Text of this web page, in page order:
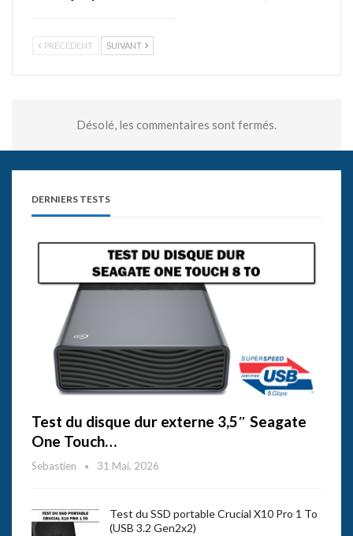
PRÉCÉDENT SUIVANT
Désolé, les commentaires sont fermés.
DERNIERS TESTS
Test du disque dur externe 3,5″ Seagate
One Touch…
Sebastien 31 Mai, 2026
Test du SSD portable Crucial X10 Pro 1 To
(USB 3.2 Gen2x2)